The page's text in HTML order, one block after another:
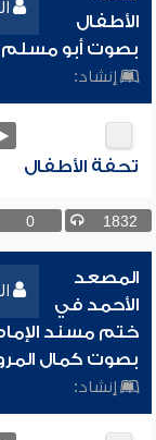
الأطفال
بصوت أبو مسلم
إنشاد:
تحفة الأطفال
1832
0
المصعد
الأحمد في
ختم مسند
بصوت كمال
إنشاد: